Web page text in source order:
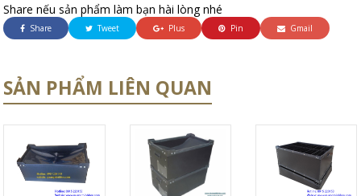
Share nếu sản phẩm làm bạn hài lòng nhé
Share Tweet Plus Pin Gmail
SẢN PHẨM LIÊN QUAN